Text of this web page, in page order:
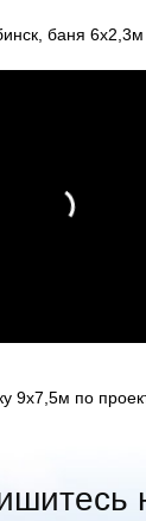
баня 6х2,3м
9х7,5м по